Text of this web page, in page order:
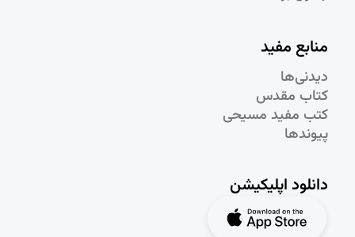
منابع مفید
دیدنی‌ها
کتاب مقدس
کتب مفید مسیحی
پیوندها
دانلود اپلیکیشن